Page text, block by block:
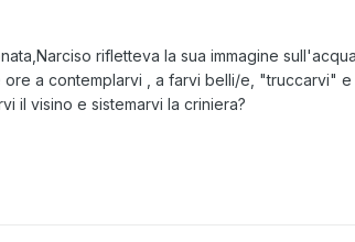
rifletteva la sua immagine
a contemplarvi , a farvi belli/e, "truccarvi"
il visino e sistemarvi la criniera?